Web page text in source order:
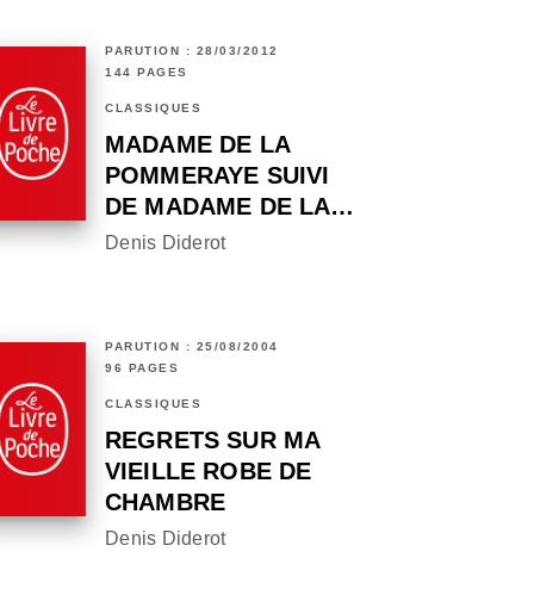
PARUTION : 28/03/2012
144 PAGES
CLASSIQUES
MADAME DE LA
POMMERAYE SUIVI
DE MADAME DE LA…
Denis Diderot
PARUTION : 25/08/2004
96 PAGES
CLASSIQUES
REGRETS SUR MA
VIEILLE ROBE DE
CHAMBRE
Denis Diderot